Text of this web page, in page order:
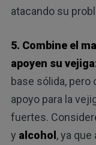
atacando su
5. Combine el
apoyen su
base sólida,
apoyo para la
fuertes.
y alcohol, ya